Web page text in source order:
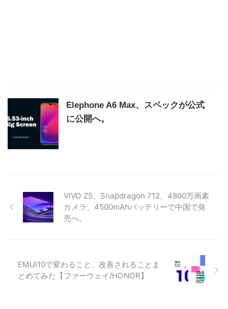
Elephone A6 Max、スペックが公式
に公開へ。
VIVO Z5、Snapdragon 712、4800万画素
カメラ、4500mAhバッテリーで中国で発
売へ。
EMUI10で変わること、改善されることま
とめてみた【ファーウェイ/HONOR】